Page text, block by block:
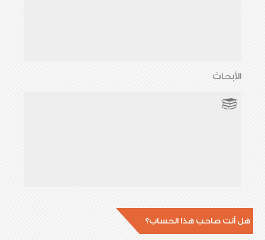
الأبحاث
هل أنت صاحب هذا الحساب؟